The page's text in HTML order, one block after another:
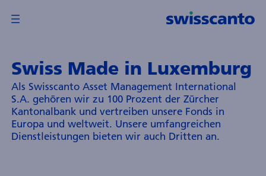
Swiss Made in Luxemburg
Als Swisscanto Asset Management International
S.A. gehören wir zu 100 Prozent der Zürcher
Kantonalbank und vertreiben unsere Fonds in
Europa und weltweit. Unsere umfangreichen
Dienstleistungen bieten wir auch Dritten an.